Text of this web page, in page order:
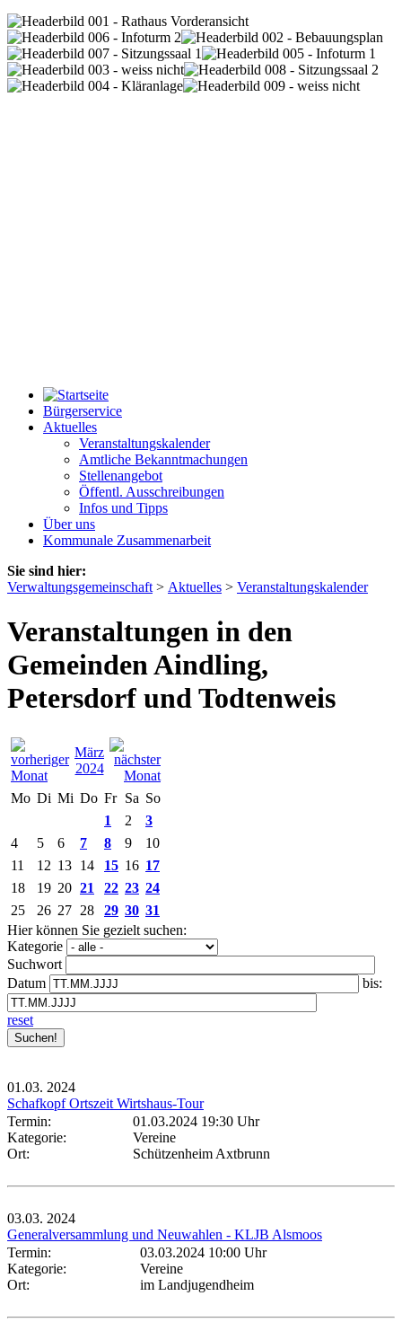
Bürgerservice
Aktuelles
Veranstaltungskalender
Amtliche Bekanntmachungen
Stellenangebot
Öffentl. Ausschreibungen
Infos und Tipps
Über uns
Kommunale Zusammenarbeit
Sie sind hier:
Verwaltungsgemeinschaft > Aktuelles > Veranstaltungskalender
Veranstaltungen in den
Gemeinden Aindling,
Petersdorf und Todtenweis
März
2024
Mo Di Mi Do Fr Sa So
1
2
3
4
5 6 7 8 9
10
11
12 13 14 15 16 17
18
19 20 21 22 23 24
25
26 27 28 29 30 31
Hier können Sie gezielt suchen:
Kategorie
Suchwort
Datum
bis:
reset
01.03. 2024
Schafkopf Ortszeit Wirtshaus-Tour
Termin:
01.03.2024 19:30 Uhr
Kategorie:
Vereine
Ort:
Schützenheim Axtbrunn
03.03. 2024
Generalversammlung und Neuwahlen - KLJB Alsmoos
Termin:
03.03.2024 10:00 Uhr
Kategorie:
Vereine
Ort:
im Landjugendheim